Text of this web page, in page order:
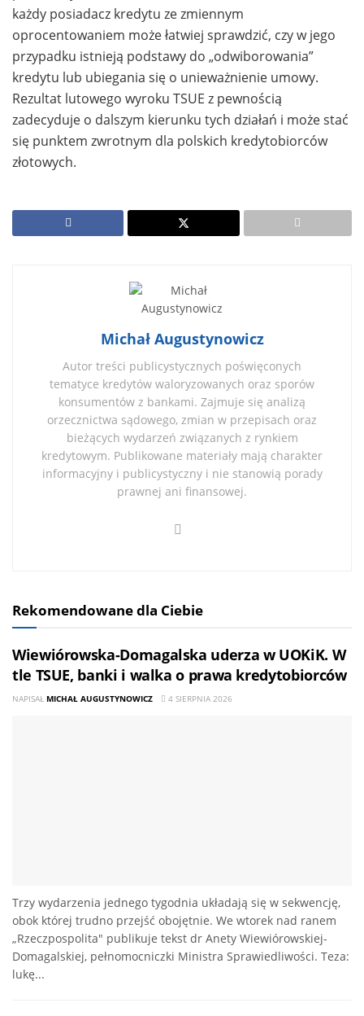
każdy posiadacz kredytu ze zmiennym
oprocentowaniem może łatwiej sprawdzić, czy w jego
przypadku istnieją podstawy do „odwiborowania”
kredytu lub ubiegania się o unieważnienie umowy.
Rezultat lutowego wyroku TSUE z pewnością
zadecyduje o dalszym kierunku tych działań i może stać
się punktem zwrotnym dla polskich kredytobiorców
złotowych.
Michał Augustynowicz
Autor treści publicystycznych poświęconych
tematyce kredytów waloryzowanych oraz sporów
konsumentów z bankami. Zajmuje się analizą
orzecznictwa sądowego, zmian w przepisach oraz
bieżących wydarzeń związanych z rynkiem
kredytowym. Publikowane materiały mają charakter
informacyjny i publicystyczny i nie stanowią porady
prawnej ani finansowej.
Rekomendowane dla Ciebie
Wiewiórowska-Domagalska uderza w UOKiK. W
tle TSUE, banki i walka o prawa kredytobiorców
NAPISAŁ MICHAŁ AUGUSTYNOWICZ 4 SIERPNIA 2026
Trzy wydarzenia jednego tygodnia układają się w sekwencję,
obok której trudno przejść obojętnie. We wtorek nad ranem
„Rzeczpospolita" publikuje tekst dr Anety Wiewiórowskiej-
Domagalskiej, pełnomocniczki Ministra Sprawiedliwości. Teza:
lukę...